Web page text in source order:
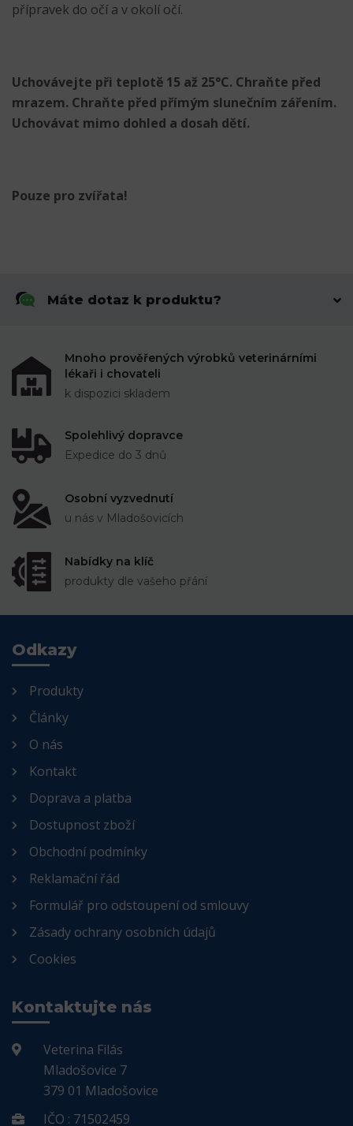
přípravek do očí a v okolí očí.
Uchovávejte při teplotě 15 až 25°C. Chraňte před
mrazem. Chraňte před přímým slunečním zářením.
Uchovávat mimo dohled a dosah dětí.
Pouze pro zvířata!
Máte dotaz k produktu?
Mnoho prověřených výrobků veterinárními
lékaři i chovateli
k dispozici skladem
Spolehlivý dopravce
Expedice do 3 dnů
Osobní vyzvednutí
u nás v Mladošovicích
Nabídky na klíč
produkty dle vašeho přání
Odkazy
Produkty
Články
O nás
Kontakt
Doprava a platba
Dostupnost zboží
Obchodní podmínky
Reklamační řád
Formulář pro odstoupení od smlouvy
Zásady ochrany osobních údajů
Cookies
Kontaktujte nás
Veterina Filás
Mladošovice 7
379 01 Mladošovice
IČO : 71502459